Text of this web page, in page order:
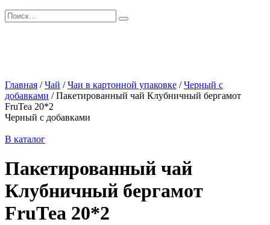
Искать:
Главная /Чай /Чаи в картонной упаковке /Черный с
добавками /Пакетированный чай Клубничный бергамот
FruТеа 20*2
Черный с добавками
В каталог
Пакетированный чай
Клубничный бергамот
FruТеа 20*2